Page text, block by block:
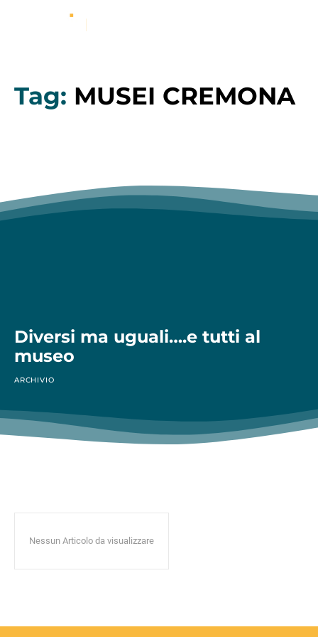
Tag: MUSEI CREMONA
Diversi ma uguali….e tutti al
museo
ARCHIVIO
Nessun Articolo da visualizzare